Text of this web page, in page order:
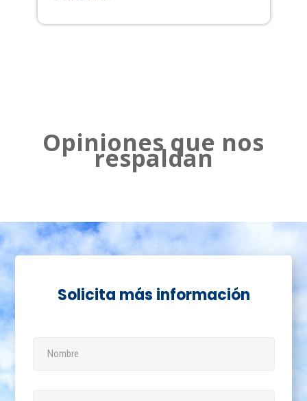
Opiniones que nos
respaldan
Solicita más información